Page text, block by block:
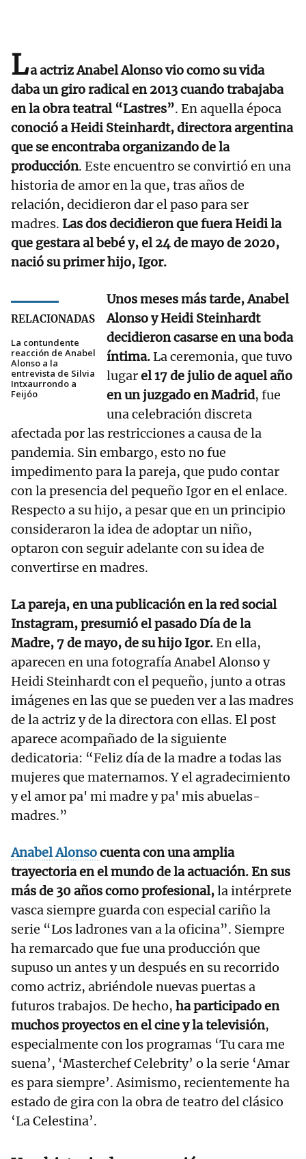
La actriz Anabel Alonso vio como su vida
daba un giro radical en 2013 cuando trabajaba
en la obra teatral “Lastres”. En aquella época
conoció a Heidi Steinhardt, directora argentina
que se encontraba organizando de la
producción. Este encuentro se convirtió en una
historia de amor en la que, tras años de
relación, decidieron dar el paso para ser
madres. Las dos decidieron que fuera Heidi la
que gestara al bebé y, el 24 de mayo de 2020,
nació su primer hijo, Igor.
RELACIONADAS
La contundente
reacción de Anabel
Alonso a la
entrevista de Silvia
Intxaurrondo a
Feijóo
Unos meses más tarde, Anabel
Alonso y Heidi Steinhardt
decidieron casarse en una boda
íntima.La ceremonia, que tuvo
lugarel 17 de julio de aquel año
en un juzgado en Madrid, fue
una celebración discreta
afectada por las restricciones a causa de la
pandemia. Sin embargo, esto no fue
impedimento para la pareja, que pudo contar
con la presencia del pequeño Igor en el enlace.
Respecto a su hijo, a pesar que en un principio
consideraron la idea de adoptar un niño,
optaron con seguir adelante con su idea de
convertirse en madres.
La pareja, en una publicación en la red social
Instagram, presumió el pasado Día de la
Madre, 7 de mayo, de su hijo Igor.En ella,
aparecen en una fotografía Anabel Alonso y
Heidi Steinhardt con el pequeño, junto a otras
imágenes en las que se pueden ver a las madres
de la actriz y de la directora con ellas. El post
aparece acompañado de la siguiente
dedicatoria: “Feliz día de la madre a todas las
mujeres que maternamos. Y el agradecimiento
y el amor pa' mi madre y pa' mis abuelas-
madres.”
Anabel Alonsocuenta con una amplia
trayectoria en el mundo de la actuación. En sus
más de 30 años como profesional,la intérprete
vasca siempre guarda con especial cariño la
serie “Los ladrones van a la oficina”. Siempre
ha remarcado que fue una producción que
supuso un antes y un después en su recorrido
como actriz, abriéndole nuevas puertas a
futuros trabajos. De hecho, ha participado en
muchos proyectos en el cine y la televisión,
especialmente con los programas ‘Tu cara me
suena’, ‘Masterchef Celebrity’ o la serie ‘Amar
es para siempre’. Asimismo, recientemente ha
estado de gira con la obra de teatro del clásico
‘La Celestina’.